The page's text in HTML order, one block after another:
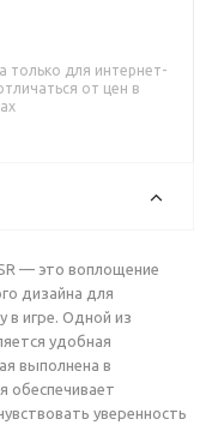
только для интернет-
от цен в
— это воплощение
дизайна для
в игре. Одной из
удобная
выполнена в
обеспечивает
уверенность